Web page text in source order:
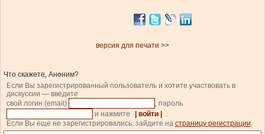
версия для печати >>
Что скажете, Аноним?
Если Вы зарегистрированный пользователь и хотите участвовать в
дискуссии — введите
свой логин (email)
, пароль
и нажмите
| войти |
.
Если Вы еще не зарегистрировались, зайдите на страницу регистрации.